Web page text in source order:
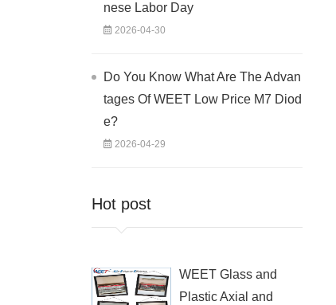
nese Labor Day
2026-04-30
Do You Know What Are The Advan
tages Of WEET Low Price M7 Diod
e?
2026-04-29
Hot post
WEET Glass and
Plastic Axial and